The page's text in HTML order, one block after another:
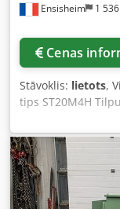
Ensisheim 1
Cenas
Stāvoklis: lietots,
tips ST20M4H
Iekšējie izmēri:
mm Ar
Ac Tjrf Bļoda
stāvoklī (skat. foto)
stāvoklī
1800 x 1500 mm